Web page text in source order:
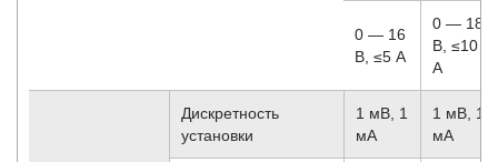
0 — 16
В, ≤5 А
0 — 18
В, ≤10
А
Дискретность
установки
1 мВ, 1
мА
1 мВ, 1
мА